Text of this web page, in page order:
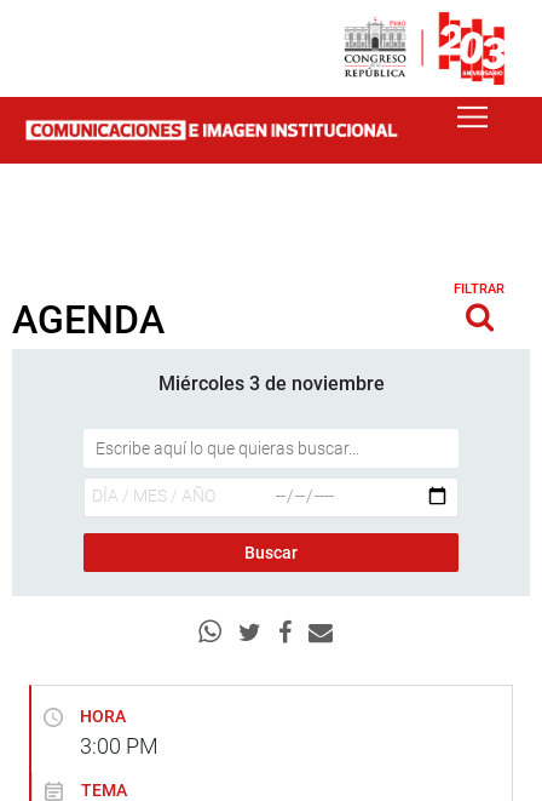
AGENDA
FILTRAR
Miércoles 3 de noviembre
HORA
3:00 PM
TEMA